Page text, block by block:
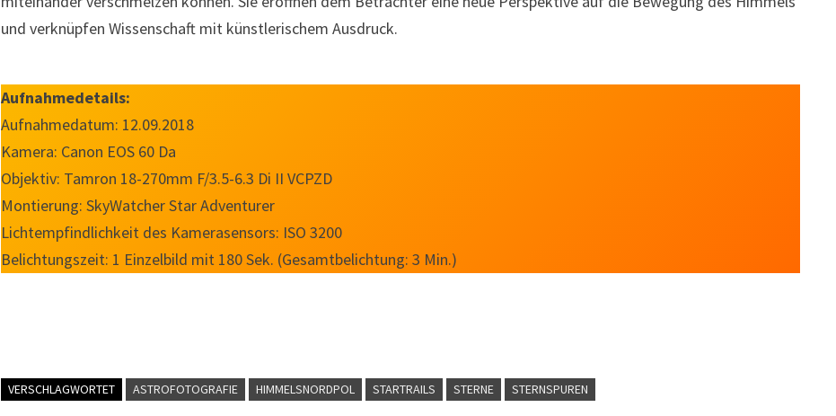
und verknüpfen Wissenschaft mit künstlerischem Ausdruck.
Aufnahmedetails:
Aufnahmedatum: 12.09.2018
Kamera: Canon EOS 60 Da
Objektiv: Tamron 18-270mm F/3.5-6.3 Di II VCPZD
Montierung: SkyWatcher Star Adventurer
Lichtempfindlichkeit des Kamerasensors: ISO 3200
Belichtungszeit: 1 Einzelbild mit 180 Sek. (Gesamtbelichtung: 3 Min.)
VERSCHLAGWORTET ASTROFOTOGRAFIE HIMMELSNORDPOL STARTRAILS STERNE STERNSPUREN